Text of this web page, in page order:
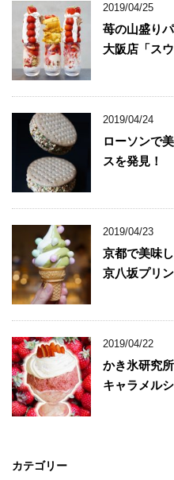
2019/04/25
苺の山盛り
大阪店「ス
2019/04/24
ローソンで
スを発見！
2019/04/23
京都で美味
京八坂プリン
2019/04/22
かき氷研究
キャラメル
カテゴリー